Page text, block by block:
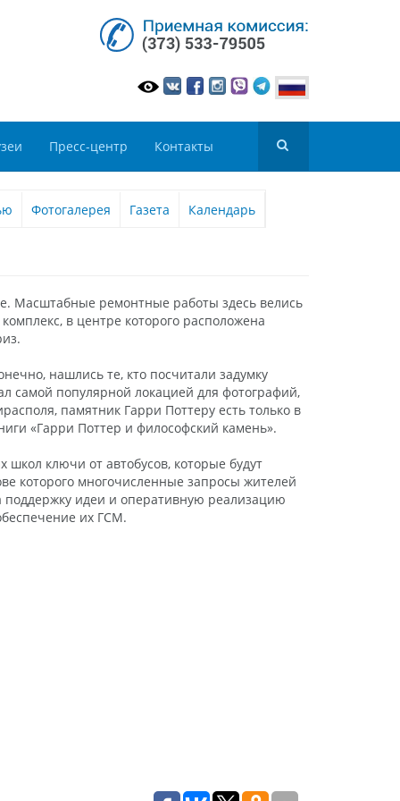
Пресс-центр Контакты
Фотогалерея Газета Календарь
Масштабные ремонтные работы здесь велись
в центре которого расположена
нашлись те, кто посчитали задумку
самой популярной локацией для фотографий,
памятник Гарри Поттеру есть только в
«Гарри Поттер и философский камень».
ключи от автобусов, которые будут
которого многочисленные запросы жителей
поддержку идеи и оперативную реализацию
их ГСМ.